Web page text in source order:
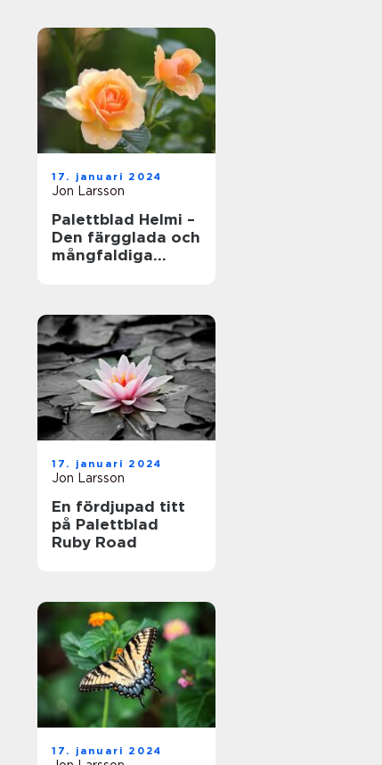
trädgårdsmästare
och nybörjare
17. januari 2024
Jon Larsson
Palettblad Helmi –
Den färgglada och
mångfaldiga
17. januari 2024
Jon Larsson
En fördjupad titt
på Palettblad
Ruby Road
17. januari 2024